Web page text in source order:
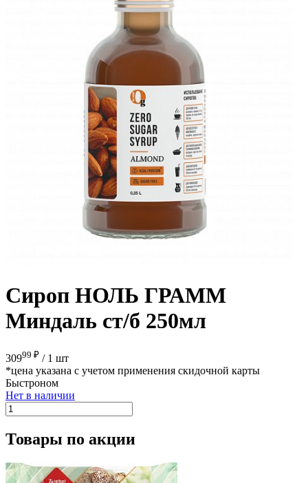
Сироп НОЛЬ ГРАММ
Миндаль ст/б 250мл
30999 ₽ / 1 шт
*цена указана с учетом применения скидочной карты
Быстроном
Нет в наличии
Товары по акции